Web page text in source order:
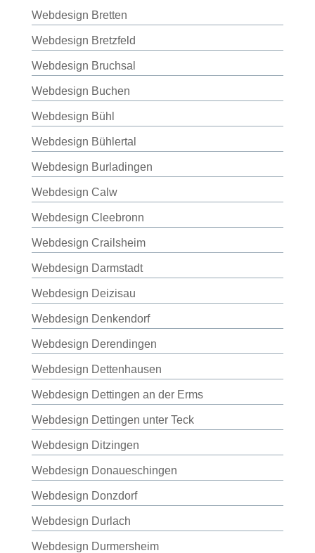
Webdesign Bretten
Webdesign Bretzfeld
Webdesign Bruchsal
Webdesign Buchen
Webdesign Bühl
Webdesign Bühlertal
Webdesign Burladingen
Webdesign Calw
Webdesign Cleebronn
Webdesign Crailsheim
Webdesign Darmstadt
Webdesign Deizisau
Webdesign Denkendorf
Webdesign Derendingen
Webdesign Dettenhausen
Webdesign Dettingen an der Erms
Webdesign Dettingen unter Teck
Webdesign Ditzingen
Webdesign Donaueschingen
Webdesign Donzdorf
Webdesign Durlach
Webdesign Durmersheim